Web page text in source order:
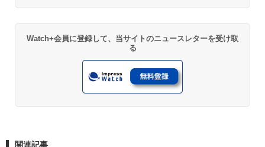
Watch+会員に登録して、当サイトのニュースレターを受け取
る
関連記事